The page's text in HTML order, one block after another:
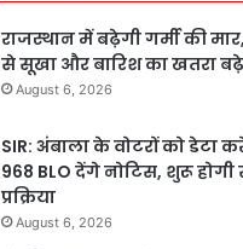
राजस्थान में बढ़ेगी गर्मी की
से सूखा और बारिश का खतरा
August 6, 2026
SIR: अंबाला के वोटरों को डेटा
968 BLO देंगे नोटिस, शुरू होगी
प्रक्रिया
August 6, 2026